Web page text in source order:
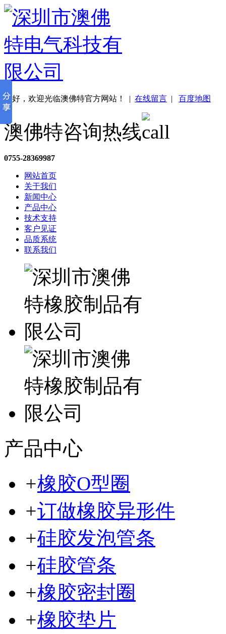
您好，欢迎光临澳佛特官方网站！ | 在线留言 | 百度地图
澳佛特咨询热线
0755-28369987
网站首页
关于我们
新闻中心
产品中心
技术支持
客户见证
品质系统
联系我们
产品中心
+橡胶O型圈
+订做橡胶异形件
+硅胶发泡管条
+硅胶管条
+橡胶密封圈
+橡胶垫片